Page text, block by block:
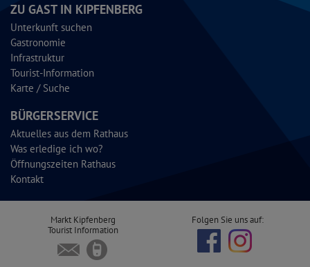
ZU GAST IN KIPFENBERG
Unterkunft suchen
Gastronomie
Infrastruktur
Tourist-Information
Karte / Suche
BÜRGERSERVICE
Aktuelles aus dem Rathaus
Was erledige ich wo?
Öffnungszeiten Rathaus
Kontakt
Markt Kipfenberg
Tourist Information
Folgen Sie uns auf: